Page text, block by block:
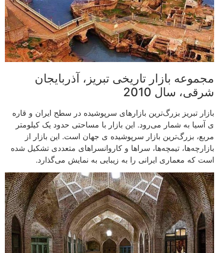
مجموعه بازار تاریخی تبریز، آذربایجان
شرقی، سال 2010
بازار تبریز بزرگ‌ترین بازارهای سرپوشیده در سطح ایران و قاره
ی آسیا به ‌شمار می‌رود. این بازار با مساحتی حدود یک کیلومتر
مربع، بزرگ‌ترین بازار سرپوشیده ی جهان است. این بازار از
بازارچه‌ها، تیمچه‌ها، سراها و کاروانسراهای متعددی تشکیل شده
است که معماری ایرانی را به زیبایی به نمایش می‌گذارد.